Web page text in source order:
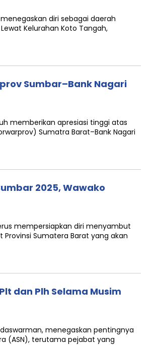
diri sebagai daerah
Kelurahan Koto Tangah,
Sumbar–Bank Nagari
memberikan apresiasi tinggi atas
Sumatra Barat–Bank Nagari
2025, Wawako
mempersiapkan diri menyambut
Sumatera Barat yang akan
dan Plh Selama Musim
menegaskan pentingnya
(ASN), terutama pejabat yang